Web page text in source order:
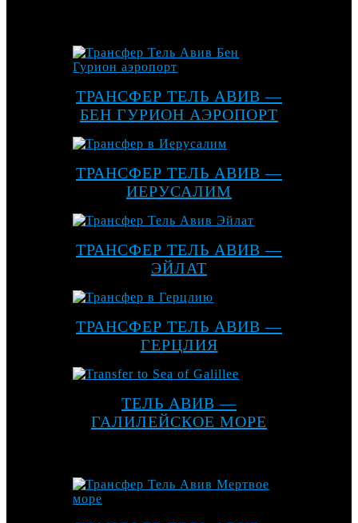
ТРАНСФЕР ТЕЛЬ АВИВ —
БЕН ГУРИОН АЭРОПОРТ
ТРАНСФЕР ТЕЛЬ АВИВ —
ИЕРУСАЛИМ
ТРАНСФЕР ТЕЛЬ АВИВ —
ЭЙЛАТ
ТРАНСФЕР ТЕЛЬ АВИВ —
ГЕРЦЛИЯ
ТЕЛЬ АВИВ —
ГАЛИЛЕЙСКОЕ МОРЕ